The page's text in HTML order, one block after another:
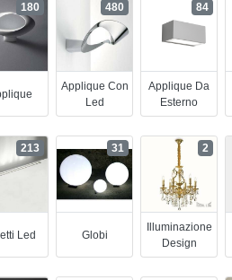
180
Applique Con
Led
480
Applique Da
Esterno
84
Led
213
Globi
31
Illuminazione
Design
2